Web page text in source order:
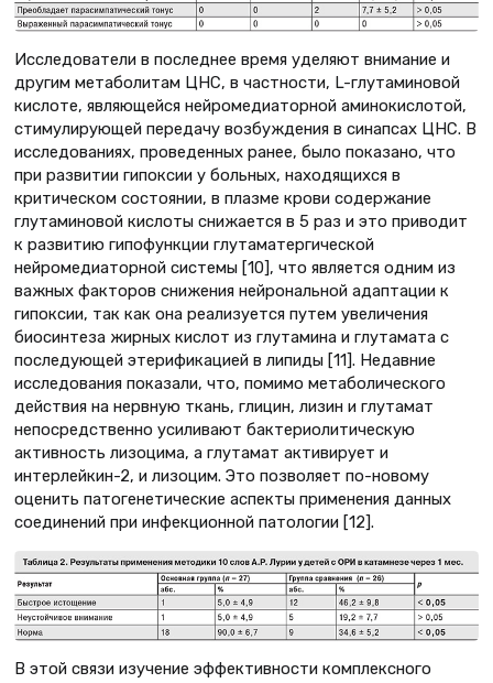
Исследователи в последнее время уделяют внимание и
другим метаболитам ЦНС, в частности, L-глутаминовой
кислоте, являющейся нейромедиаторной аминокислотой,
стимулирующей передачу возбуждения в синапсах ЦНС. В
исследованиях, проведенных ранее, было показано, что
при развитии гипоксии у больных, находящихся в
критическом состоянии, в плазме крови содержание
глутаминовой кислоты снижается в 5 раз и это приводит
к развитию гипофункции глутаматергической
нейромедиаторной системы [10], что является одним из
важных факторов снижения нейрональной адаптации к
гипоксии, так как она реализуется путем увеличения
биосинтеза жирных кислот из глутамина и глутамата с
последующей этерификацией в липиды [11]. Недавние
исследования показали, что, помимо метаболического
действия на нервную ткань, глицин, лизин и глутамат
непосредственно усиливают бактериолитическую
активность лизоцима, а глутамат активирует и
интерлейкин-2, и лизоцим. Это позволяет по-новому
оценить патогенетические аспекты применения данных
соединений при инфекционной патологии [12].
В этой связи изучение эффективности комплексного